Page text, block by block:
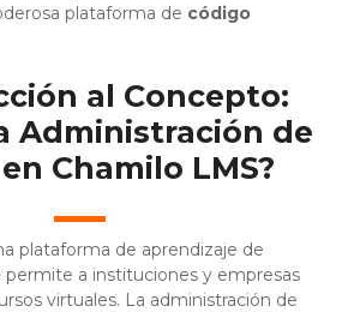
plataforma de código
al Concepto:
Administración de
Chamilo LMS?
plataforma de aprendizaje de
a instituciones y empresas
virtuales. La administración de